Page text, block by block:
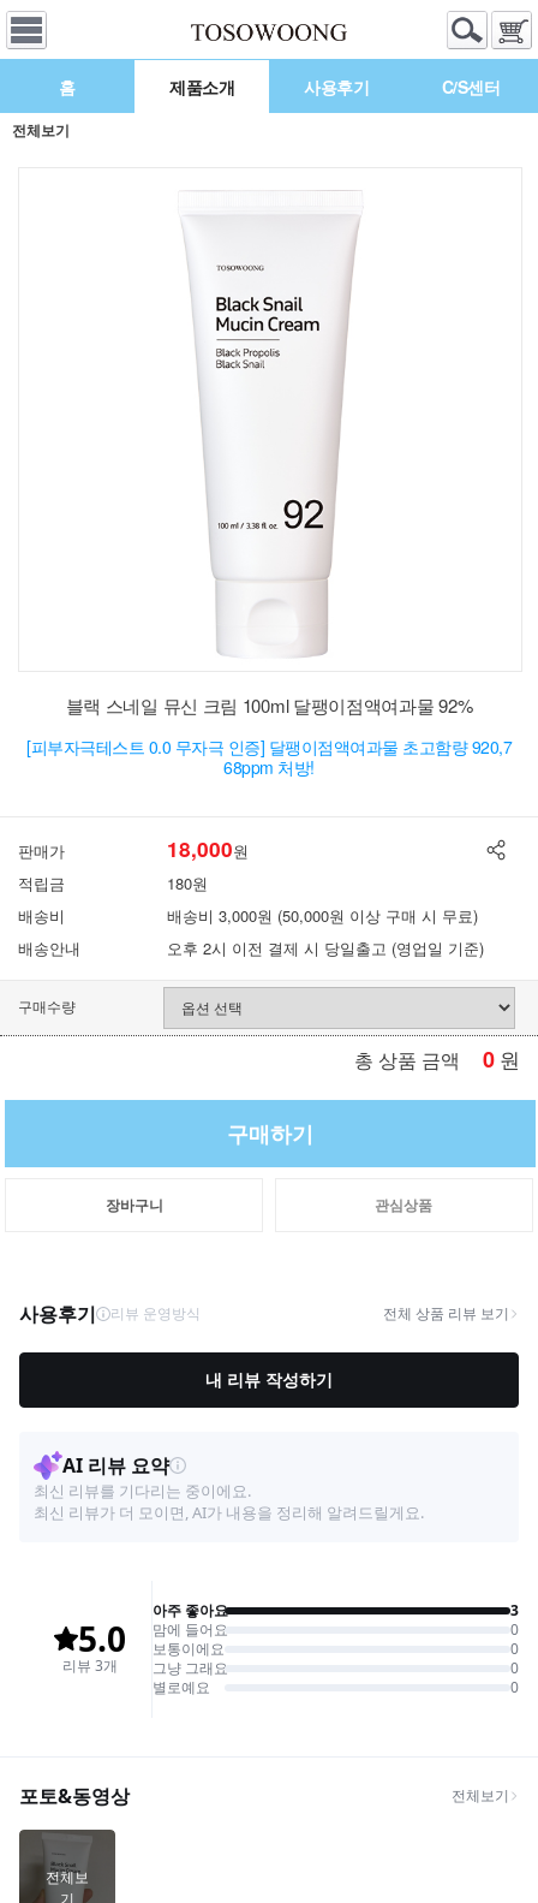
홈 제품소개 사용후기 C/S센터
전체보기
블랙 스네일 뮤신 크림 100ml 달팽이점액여과물 92%
[피부자극테스트 0.0 무자극 인증] 달팽이점액여과물 초고함량 920,7
68ppm 처방!
판매가 18,000원
적립금
180원
배송비
배송비 3,000원 (50,000원 이상 구매 시 무료)
배송안내
오후 2시 이전 결제 시 당일출고 (영업일 기준)
구매수량
총 상품 금액 0 원
구매하기
장바구니 관심상품